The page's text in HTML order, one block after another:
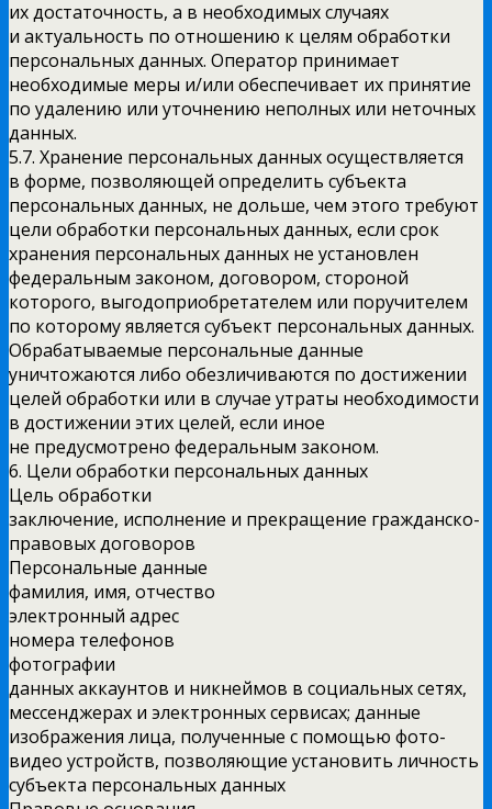
их достаточность, а в необходимых случаях
и актуальность по отношению к целям обработки
персональных данных. Оператор принимает
необходимые меры и/или обеспечивает их принятие
по удалению или уточнению неполных или неточных
данных.
5.7. Хранение персональных данных осуществляется
в форме, позволяющей определить субъекта
персональных данных, не дольше, чем этого требуют
цели обработки персональных данных, если срок
хранения персональных данных не установлен
федеральным законом, договором, стороной
которого, выгодоприобретателем или поручителем
по которому является субъект персональных данных.
Обрабатываемые персональные данные
уничтожаются либо обезличиваются по достижении
целей обработки или в случае утраты необходимости
в достижении этих целей, если иное
не предусмотрено федеральным законом.
6. Цели обработки персональных данных
Цель обработки
заключение, исполнение и прекращение гражданско-
правовых договоров
Персональные данные
фамилия, имя, отчество
электронный адрес
номера телефонов
фотографии
данных аккаунтов и никнеймов в социальных сетях,
мессенджерах и электронных сервисах; данные
изображения лица, полученные с помощью фото-
видео устройств, позволяющие установить личность
субъекта персональных данных